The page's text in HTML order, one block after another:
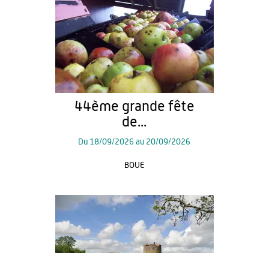
44ème grande fête
de...
Du 18/09/2026 au 20/09/2026
BOUE